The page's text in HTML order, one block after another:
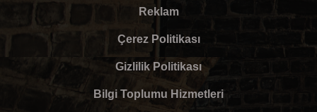
Reklam
Çerez Politikası
Gizlilik Politikası
Bilgi Toplumu Hizmetleri